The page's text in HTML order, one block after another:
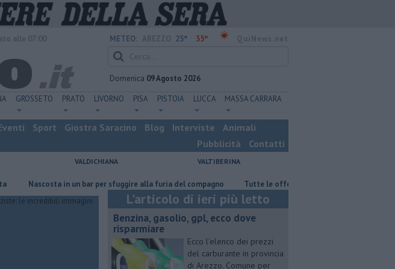
METEO: 23° 35°
Domenica 09 Agosto 2026
GROSSETO PRATO LIVORNO PISA PISTOIA LUCCA MASSA CARRARA
Sport Giostra Saracino Blog Interviste
Animali
Pubblicità
Contatti
VALDICHIANA VALTIBERINA
in un bar per sfuggire alla furia del compagno ​Tutte le offerte di lavoro in provincia di Arezzo
L'articolo di ieri più letto
​Benzina, gasolio, gpl, ecco dove
risparmiare
Ecco l'elenco dei prezzi
del carburante in provincia
di Arezzo. Comune per